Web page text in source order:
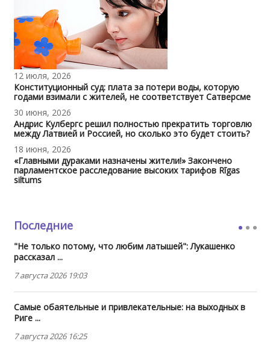
12 июля, 2026
Конституционный суд: плата за потери воды, которую
годами взимали с жителей, не соответствует Сатверсме
30 июня, 2026
Андрис Кулбергс решил полностью прекратить торговлю
между Латвией и Россией, но сколько это будет стоить?
18 июня, 2026
«Главными дураками назначены жители!» Закончено
парламентское расследование высоких тарифов Rīgas
siltums
Последние
"Не только потому, что любим латышей": Лукашенко
рассказал ...
7 августа 2026 19:03
Самые обаятельные и привлекательные: на выходных в
Риге ...
7 августа 2026 16:25